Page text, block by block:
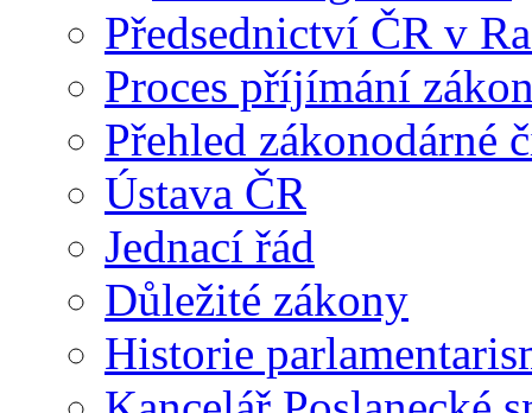
Předsednictví ČR v
Proces příjímání
Přehled zákonodárné
Ústava ČR
Jednací řád
Důležité zákony
Historie